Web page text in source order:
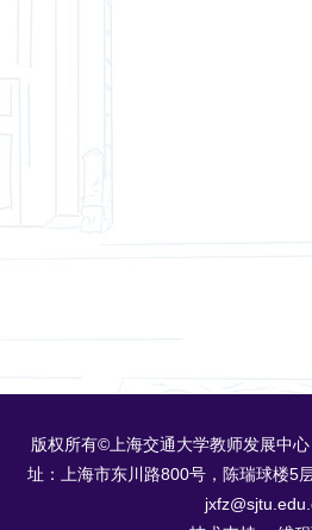
版权所有©上海交通大学教师发展中
址：上海市东川路800号，陈瑞球楼5